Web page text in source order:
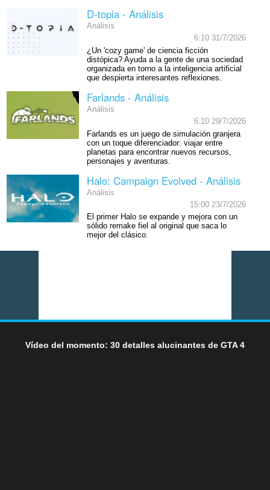
D-topia - Análisis
Análisis
6:10 31/7/2026
¿Un 'cozy game' de ciencia ficción
distópica? Ayuda a la gente de una sociedad
organizada en torno a la inteligencia artificial
que despierta interesantes reflexiones.
Farlands - Análisis
Análisis
6:10 29/7/2026
Farlands es un juego de simulación granjera
con un toque diferenciador: viajar entre
planetas para encontrar nuevos recursos,
personajes y aventuras.
Halo: Campaign Evolved - Análisis
Análisis
15:00 23/7/2026
El primer Halo se expande y mejora con un
sólido remake fiel al original que saca lo
mejor del clásico.
Vídeo del momento: 30 detalles alucinantes de GTA 4